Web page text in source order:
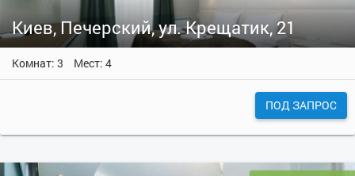
Киев, Печерский, ул. Крещатик, 21
Комнат: 3 Мест: 4
ПОД ЗАПРОС